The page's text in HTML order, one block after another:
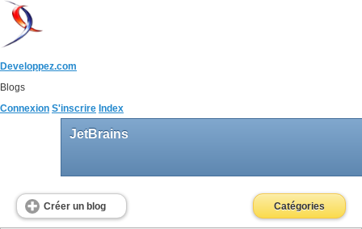
Developpez.com
Blogs
Connexion S'inscrire Index
JetBrains
Créer un blog Catégories